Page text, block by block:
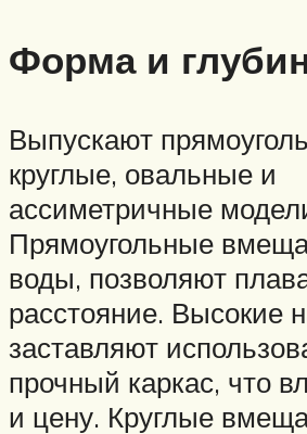
Форма и
Выпускают
круглые, овальные и
ассиметричные
Прямоугольные
воды, позволяют
расстояние. Высокие
заставляют
прочный каркас, что
и цену. Круглые